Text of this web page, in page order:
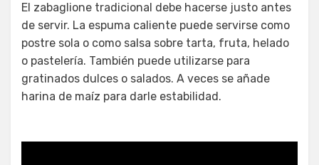
El zabaglione tradicional debe hacerse justo antes
de servir. La espuma caliente puede servirse como
postre sola o como salsa sobre tarta, fruta, helado
o pastelería. También puede utilizarse para
gratinados dulces o salados. A veces se añade
harina de maíz para darle estabilidad.